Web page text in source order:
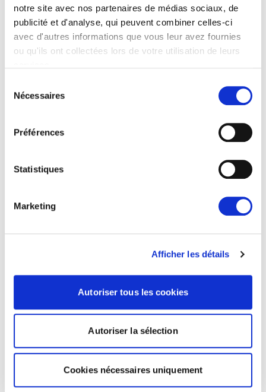
notre site avec nos partenaires de médias sociaux, de
publicité et d'analyse, qui peuvent combiner celles-ci
avec d'autres informations que vous leur avez fournies
ou qu'ils ont collectées lors de votre utilisation de leurs
Nécessaires
Préférences
Statistiques
Marketing
Afficher les détails
Autoriser tous les cookies
Autoriser la sélection
Cookies nécessaires uniquement
ARTICLES LIÉS
MODÈLES D'IA DE POINTE
D'ANTHROPIC DOIT FAIRE RÉAGIR LES
Actualités